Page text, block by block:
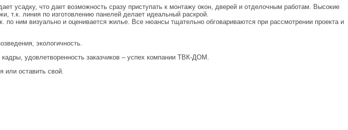
усадку, что дает возможность сразу приступать к монтажу окон, дверей и отделочным работам. Высокие
т.к. линия по изготовлению панелей делает идеальный раскрой.
ним визуально и оценивается жилье. Все нюансы тщательно обговариваются при рассмотрении проекта и
экологичность.
удовлетворенность заказчиков – успех компании ТВК-ДОМ.
оставить свой.